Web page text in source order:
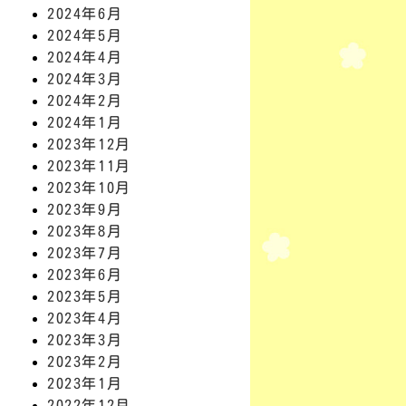
2024年6月
2024年5月
2024年4月
2024年3月
2024年2月
2024年1月
2023年12月
2023年11月
2023年10月
2023年9月
2023年8月
2023年7月
2023年6月
2023年5月
2023年4月
2023年3月
2023年2月
2023年1月